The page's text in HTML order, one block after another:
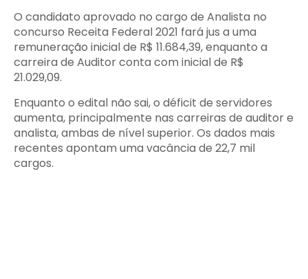
O candidato aprovado no cargo de Analista no
concurso Receita Federal 2021 fará jus a uma
remuneração inicial de R$ 11.684,39, enquanto a
carreira de Auditor conta com inicial de R$
21.029,09.
Enquanto o edital não sai, o déficit de servidores
aumenta, principalmente nas carreiras de auditor e
analista, ambas de nível superior. Os dados mais
recentes apontam uma vacância de 22,7 mil
cargos.